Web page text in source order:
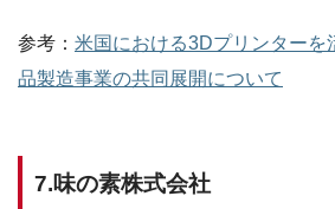
参考： 米国における3Dプリンターを
品製造事業の共同展開について
7.味の素株式会社